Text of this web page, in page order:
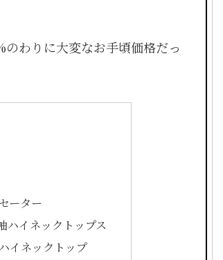
わりに大変なお手頃価格だっ
ーター
イネックトップス
イネックトップ